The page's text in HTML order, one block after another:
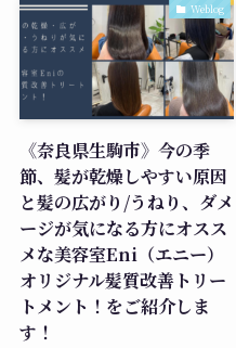
Weblog
《奈良県生駒市》今の季
節、髪が乾燥しやすい原因
と髪の広がり/うねり、ダメ
ージが気になる方にオスス
メな美容室Eni（エニー）
オリジナル髪質改善トリー
トメント！をご紹介しま
す！